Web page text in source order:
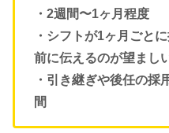
・2週間〜1ヶ月程度
・シフトが1ヶ月ごと
前に伝えるのが望まし
・引き継ぎや後任の採
間